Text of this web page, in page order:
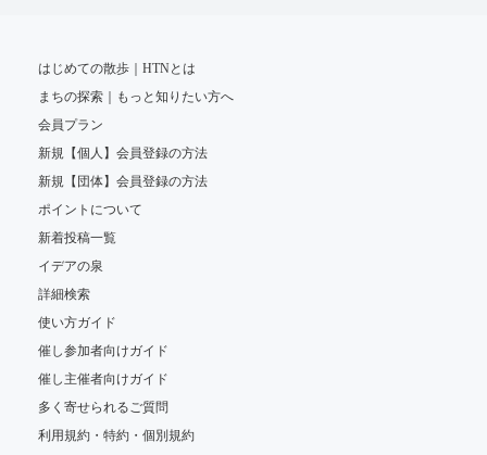
はじめての散歩｜HTNとは
まちの探索｜もっと知りたい方へ
会員プラン
新規【個人】会員登録の方法
新規【団体】会員登録の方法
ポイントについて
新着投稿一覧
イデアの泉
詳細検索
使い方ガイド
催し参加者向けガイド
催し主催者向けガイド
多く寄せられるご質問
利用規約・特約・個別規約